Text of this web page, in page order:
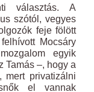
választás. A
szótól, vegyes
feje fölött
Mocsáry
egyik
Tamás –, hogy a
mert privatizálni
el vannak